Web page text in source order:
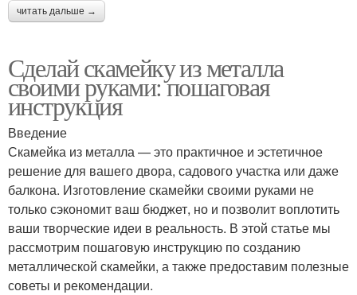
читать дальше →
Сделай скамейку из металла
своими руками: пошаговая
инструкция
Введение
Скамейка из металла — это практичное и эстетичное
решение для вашего двора, садового участка или даже
балкона. Изготовление скамейки своими руками не
только сэкономит ваш бюджет, но и позволит воплотить
ваши творческие идеи в реальность. В этой статье мы
рассмотрим пошаговую инструкцию по созданию
металлической скамейки, а также предоставим полезные
советы и рекомендации.